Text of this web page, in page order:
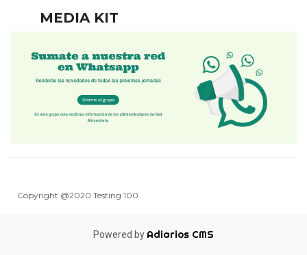
MEDIA KIT
Copyright @2020 Testing 100
Powered by Adiarios CMS